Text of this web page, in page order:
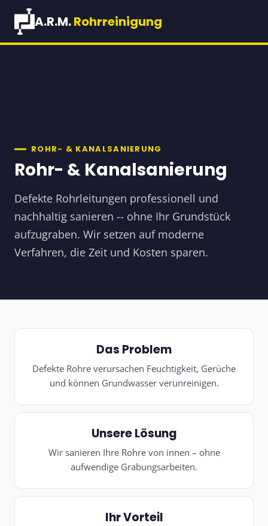
Rohr verstopft? Schnelle Hilfe:
(09704) 372 05 28
A.R.M.Rohrreinigung
ROHR- & KANALSANIERUNG
Rohr- & Kanalsanierung
Defekte Rohrleitungen professionell und
nachhaltig sanieren -- ohne Ihr Grundstück
aufzugraben. Wir setzen auf moderne
Verfahren, die Zeit und Kosten sparen.
Das Problem
Defekte Rohre verursachen Feuchtigkeit, Gerüche
und können Grundwasser verunreinigen.
Unsere Lösung
Wir sanieren Ihre Rohre von innen – ohne
aufwendige Grabungsarbeiten.
Ihr Vorteil